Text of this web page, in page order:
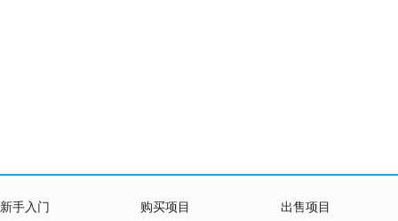
新手入门 购买项目 出售项目